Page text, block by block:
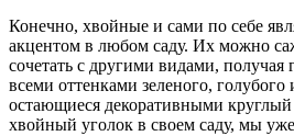
Конечно, хвойные и сами по себе
акцентом в любом саду. Их можно
сочетать с другими видами,
всеми оттенками зеленого, голубого
остающиеся декоративными круглый
хвойный уголок в своем саду, мы